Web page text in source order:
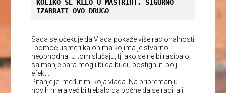
KOLIKO SE KLEO U MASTRIHT, SIGURNO
IZABRATI OVO DRUGO
Sada se očekuje da Vlada pokaže više racionalnosti
i pomoć usmeri ka onima kojima je stvarno
neophodna. U tom slučaju, tj. ako se ne bi rasipalo, i
sa manje para mogli bi da budu postignuti bolji
efekti.
Pitanje je, međutim, koja vlada. Na pripremanju
novih mera već bi trebalo da počne da se radi, ali